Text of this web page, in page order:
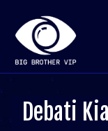
Debati